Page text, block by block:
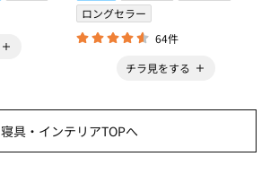
ロングセラー
64件
チラ見をする
寝具・インテリアTOPへ